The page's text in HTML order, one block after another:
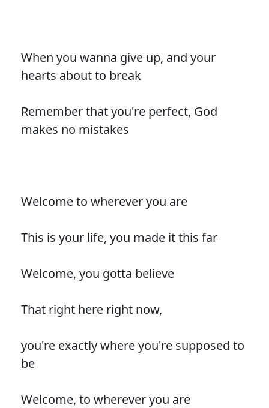
When you wanna give up, and your
hearts about to break
Remember that you're perfect, God
makes no mistakes
Welcome to wherever you are
This is your life, you made it this far
Welcome, you gotta believe
That right here right now,
you're exactly where you're supposed to
be
Welcome, to wherever you are